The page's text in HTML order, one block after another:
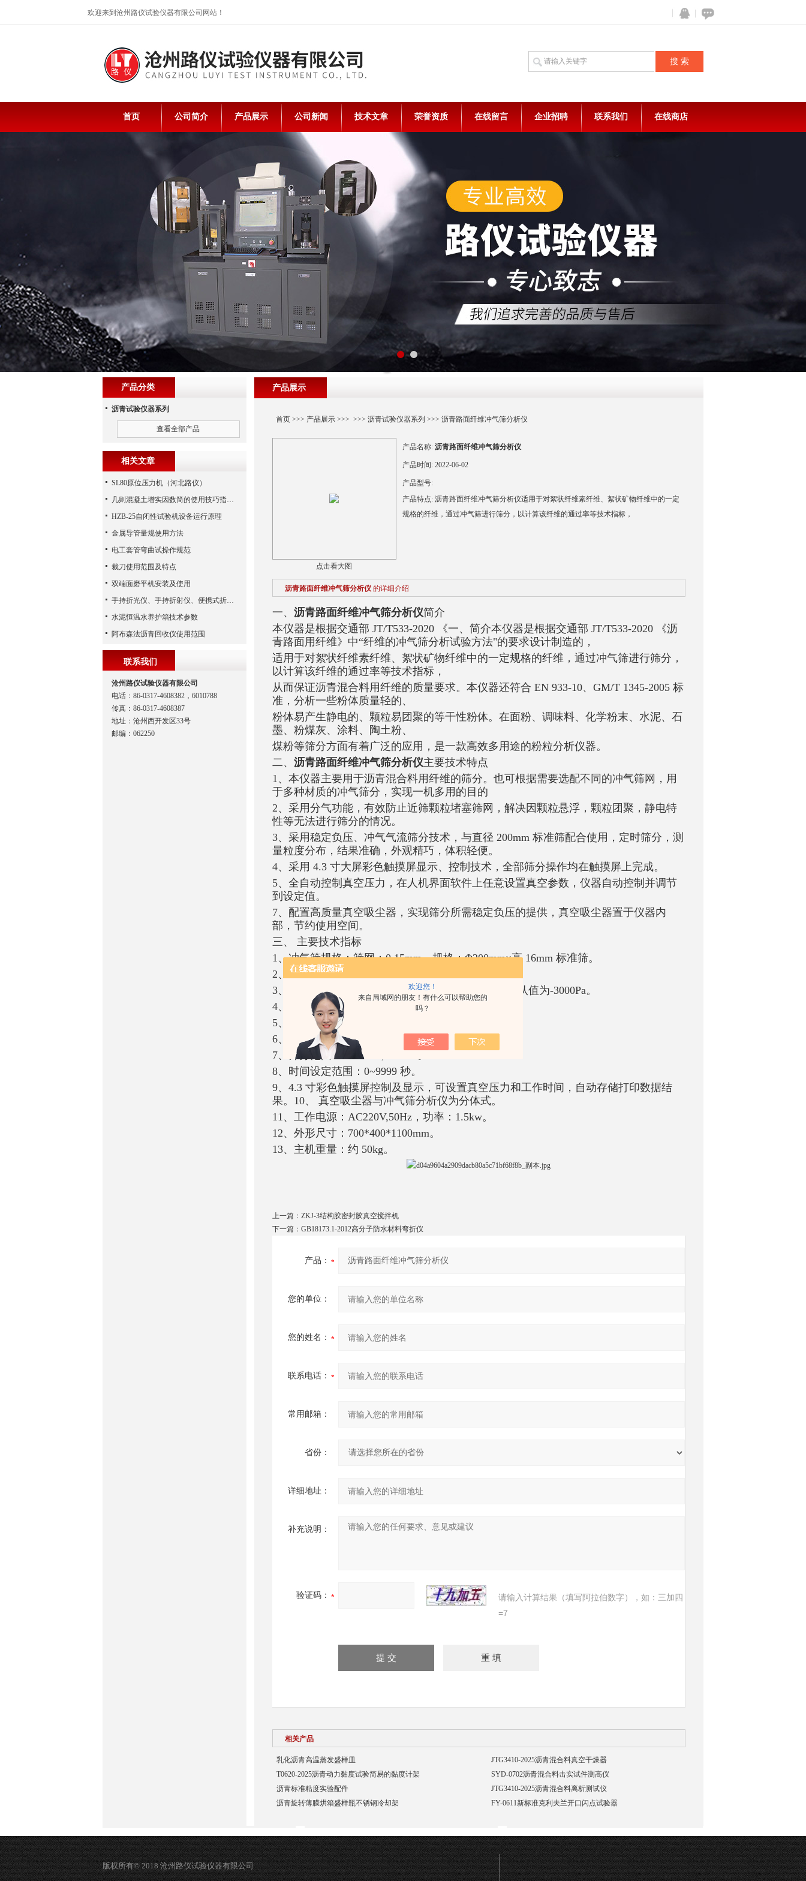
欢迎您！
来自局域网的朋友！有什么可以帮助您的
吗？
欢迎来到沧州路仪试验仪器有限公司网站！
在线咨
QQ
首页 公司简介 产品展示 公司新闻 技术文章 荣誉资质 在线留言 企业招聘 联系我们 在线商店
产品展示
首页>>> 产品展示>>> >>> 沥青试验仪器系列 >>> 沥青路面纤维冲气筛分析仪
点击看大图
产品名称: 沥青路面纤维冲气筛分析仪
产品时间: 2022-06-02
产品型号:
产品特点: 沥青路面纤维冲气筛分析仪适用于对絮状纤维素纤维、絮状矿物纤维中的一定
规格的纤维，通过冲气筛进行筛分，以计算该纤维的通过率等技术指标，
沥青路面纤维冲气筛分析仪 的详细介绍
一、 沥青路面纤维冲气筛分析仪简介
本仪器是根据交通部 JT/T533-2020 《一、简介本仪器是根据交通部 JT/T533-2020 《沥
青路面用纤维》中“纤维的冲气筛分析试验方法"的要求设计制造的，
适用于对絮状纤维素纤维、絮状矿物纤维中的一定规格的纤维，通过冲气筛进行筛分，
以计算该纤维的通过率等技术指标，
从而保证沥青混合料用纤维的质量要求。本仪器还符合 EN 933-10、GM/T 1345-2005 标
准，分析一些粉体质量轻的、
粉体易产生静电的、颗粒易团聚的等干性粉体。在面粉、调味料、化学粉末、水泥、石
墨、粉煤灰、涂料、陶土粉、
煤粉等筛分方面有着广泛的应用，是一款高效多用途的粉粒分析仪器。
二、 沥青路面纤维冲气筛分析仪主要技术特点
1、本仪器主要用于沥青混合料用纤维的筛分。也可根据需要选配不同的冲气筛网，用
于多种材质的冲气筛分，实现一机多用的目的
2、采用分气功能，有效防止近筛颗粒堵塞筛网，解决因颗粒悬浮，颗粒团聚，静电特
性等无法进行筛分的情况。
3、采用稳定负压、冲气气流筛分技术，与直径 200mm 标准筛配合使用，定时筛分，测
量粒度分布，结果准确，外观精巧，体积轻便。
4、采用 4.3 寸大屏彩色触摸屏显示、控制技术，全部筛分操作均在触摸屏上完成。
5、全自动控制真空压力，在人机界面软件上任意设置真空参数，仪器自动控制并调节
到设定值。
7、配置高质量真空吸尘器，实现筛分所需稳定负压的提供，真空吸尘器置于仪器内
部，节约使用空间。
三、 主要技术指标
1、冲气筛规格：筛网：0.15mm，规格：Φ200mm×高 16mm 标准筛。
2、负压测量范围：-6000Pa~标准大气压。
3、负压设定压力：-6000Pa ~0 Pa 软件任意设定，默认值为-3000Pa。
4、负压显示精度：1Pa。
5、喷嘴转速：20r/min ±5 r/min。
6、筛嘴间隙：2 mm。
7、筛分范围：20 um~5,000 um。
8、时间设定范围：0~9999 秒。
9、4.3 寸彩色触摸屏控制及显示，可设置真空压力和工作时间，自动存储打印数据结
果。10、 真空吸尘器与冲气筛分析仪为分体式。
11、工作电源：AC220V,50Hz，功率：1.5kw。
12、外形尺寸：700*400*1100mm。
13、主机重量：约 50kg。
上一篇： ZKJ-3结构胶密封胶真空搅拌机
下一篇： GB18173.1-2012高分子防水材料弯折仪
产品：
您的单位：
您的姓名：
联系电话：
常用邮箱：
省份：
详细地址：
补充说明：
验证码：
请输入计算结果（填写阿拉伯数字），如：三加四
=7
相关产品
乳化沥青高温蒸发盛样皿
JTG3410-2025沥青混合料真空干燥器
T0620-2025沥青动力黏度试验简易的黏度计架
SYD-0702沥青混合料击实试件测高仪
沥青标准粘度实验配件
JTG3410-2025沥青混合料离析测试仪
沥青旋转薄膜烘箱盛样瓶不锈钢冷却架
FY-0611新标准克利夫兰开口闪点试验器
产品分类
沥青试验仪器系列
查看全部产品
相关文章
SL80原位压力机（河北路仪）
几则混凝土增实因数筒的使用技巧指导分享
HZB-25自闭性试验机设备运行原理
金属导管量规使用方法
电工套管弯曲试操作规范
裁刀使用范围及特点
双端面磨平机安装及使用
手持折光仪、手持折射仪、便携式折光仪（河北路仪）
水泥恒温水养护箱技术参数
阿布森法沥青回收仪使用范围
联系我们
沧州路仪试验仪器有限公司
电话：86-0317-4608382，6010788
传真：86-0317-4608387
地址：沧州西开发区33号
邮编：062250
版权所有© 2018 沧州路仪试验仪器有限公司